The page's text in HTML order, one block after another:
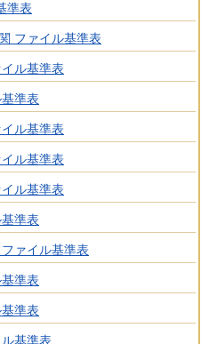
準表
ファイル基準表
ル基準表
準表
ル基準表
ル基準表
ル基準表
準表
ァイル基準表
準表
準表
基準表